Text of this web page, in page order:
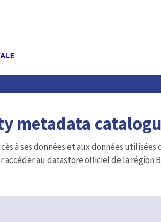
metadata
à ses données et aux données
accéder au datastore officiel de la région